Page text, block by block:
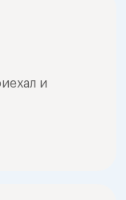
и